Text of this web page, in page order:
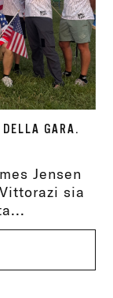
GARA.
Jensen
sia